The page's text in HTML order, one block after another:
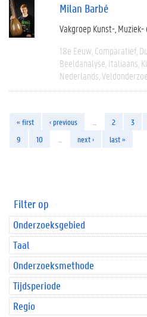
Milan Barbé
Vakgroep Kunst-,
18e Eeuw Comparatief
Beeldanalyse Italiaans
Nederlands
« first ‹ previous 2 3
9
10 next › last »
Filter op
Onderzoeksgebied
Taal
Onderzoeksmethode
Tijdsperiode
Regio